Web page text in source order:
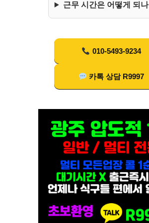
근무 시간은 어떻게 되
010-5493-9234
카톡 상담 R9997